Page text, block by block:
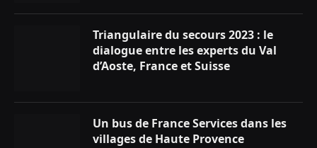
Triangulaire du secours 2023 : le
dialogue entre les experts du Val
d’Aoste, France et Suisse
Un bus de France Services dans les
villages de Haute Provence